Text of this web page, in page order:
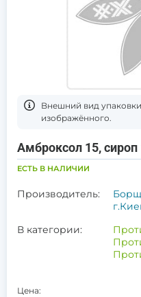
Bнешний вид
изображённого.
Амброксол 15,
ЕСТЬ В НАЛИЧИИ
Производитель:
В категории:
Цена: